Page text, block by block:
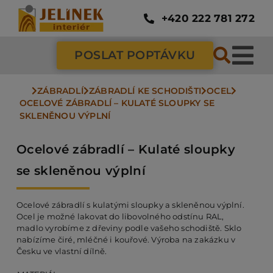
Přeskočit
obsah
+420 222 781 272
POSLAT POPTÁVKU
ZÁBRADLÍ ZÁBRADLÍ KE SCHODIŠTI OCEL
OCELOVÉ ZÁBRADLÍ – KULATÉ SLOUPKY SE
SKLENĚNOU VÝPLNÍ
Ocelové zábradlí – Kulaté sloupky
se skleněnou výplní
Ocelové zábradlí s kulatými sloupky a skleněnou výplní.
Ocel je možné lakovat do libovolného odstínu RAL,
madlo vyrobíme z dřeviny podle vašeho schodiště. Sklo
nabízíme čiré, mléčné i kouřové. Výroba na zakázku v
Česku ve vlastní dílně.